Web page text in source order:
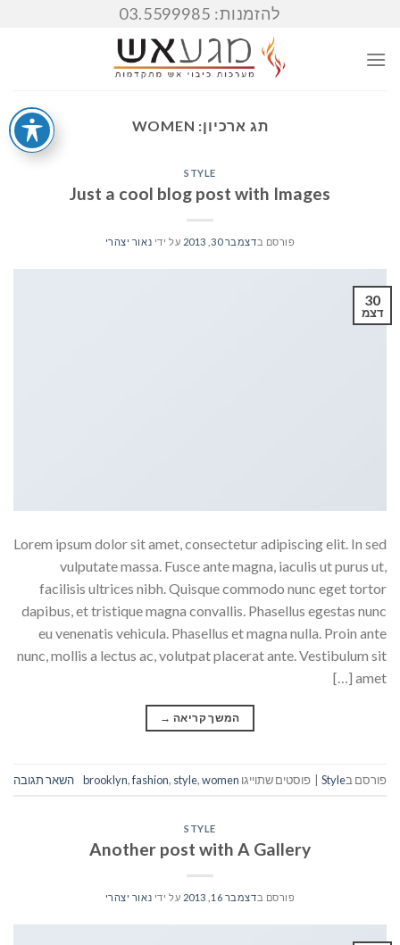
להזמנות: 03.5599985
תג ארכיון:WOMEN
STYLE
Just a cool blog post with Images
פורסם בדצמבר 30, 2013 על ידינאור יצהרי
30
דצמ
Lorem ipsum dolor sit amet, consectetur adipiscing elit. In sed
vulputate massa. Fusce ante magna, iaculis ut purus ut,
facilisis ultrices nibh. Quisque commodo nunc eget tortor
dapibus, et tristique magna convallis. Phasellus egestas nunc
eu venenatis vehicula. Phasellus et magna nulla. Proin ante
nunc, mollis a lectus ac, volutpat placerat ante. Vestibulum sit
amet […]
המשך קריאה→
פורסם בStyle
| פוסטים שתוייגו brooklyn,fashion ,style,women השאר תגובה
STYLE
Another post with A Gallery
פורסם בדצמבר 16, 2013 על ידינאור יצהרי